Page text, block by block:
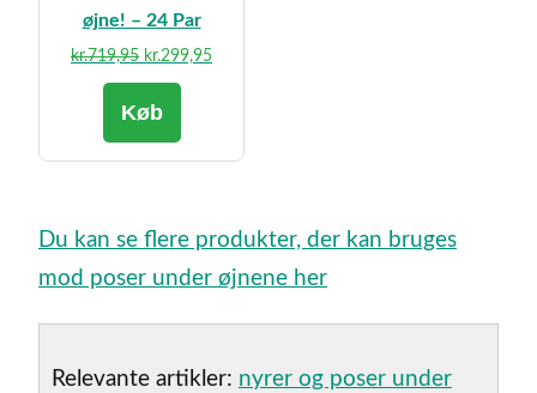
øjne! – 24 Par
kr.719,95 Den
oprindelige
pris
kr.719,95.
kr.299,95Den
kr.299,95.
Køb
Du kan se flere produkter, der kan bruges
mod poser under øjnene her
Relevante artikler: nyrer og poser under